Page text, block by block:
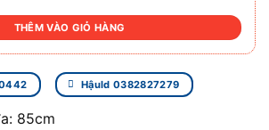
THÊM VÀO GIỎ HÀNG
Hậuld 0382827279
85cm